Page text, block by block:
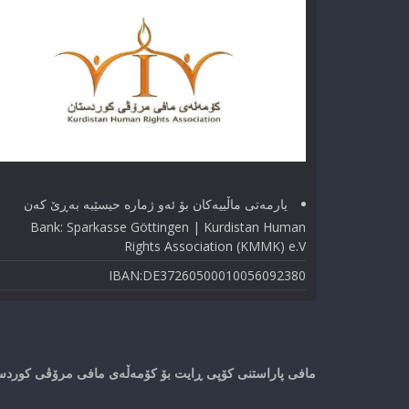
یارمەتی ماڵییەکان بۆ ئەو ژماره حیسێبە بەڕێ کەن
Bank: Sparkasse Göttingen | Kurdistan Human
Rights Association (KMMK) e.V
IBAN:DE37260500010056092380
مافی پاراستنی کۆپی ڕایت بۆ کۆمەڵەی مافی مرۆڤی